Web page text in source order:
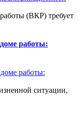
(ВКР) требует
работы:
ситуации,